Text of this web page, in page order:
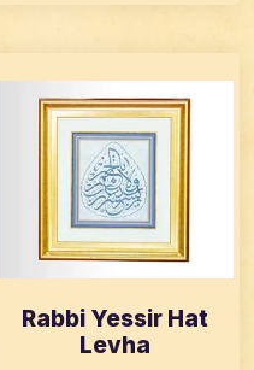
motifleri, esere zengin bir
detay ve sanatsal derinlik
kazandırır. KOD: 0157
SANATKÂR: Ahmet Zeki
YAVAŞ ÖLÇÜLER: 50x50
ESER ÖZELLİKLERİ: Kök
Rabbi Yessir Hat
Levha